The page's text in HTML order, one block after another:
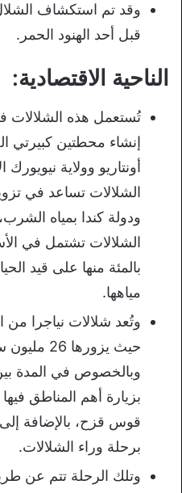
وقد تم استكشاف
قبل أحد الهنود الحمر.
الناحية الاقتصادية:
تُستعمل هذه الشلالات
إنشاء محطتين
أونتاريو وولاية
الشلالات تساعد في
ودولة كندا بمياه
بالمئة منها على قيد
مياهها.
وتُعد شلالات نياجرا من
حيث
وبالخصوص في المدة
بزيارة أهم المناطق
قوس قزح، بالإضافة
برحلة وراء الشلالات.
وتلك الرحلة تتم عن